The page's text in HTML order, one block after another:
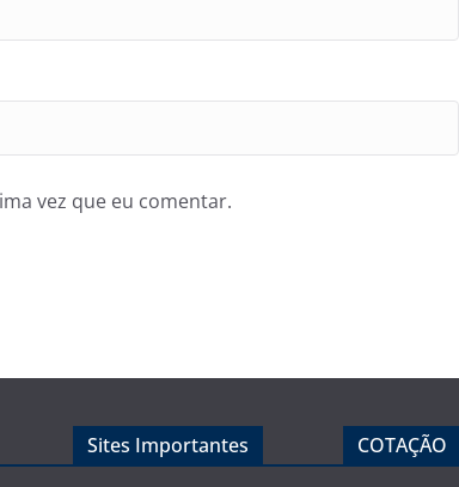
vez que eu comentar.
Sites Importantes COTAÇÃO